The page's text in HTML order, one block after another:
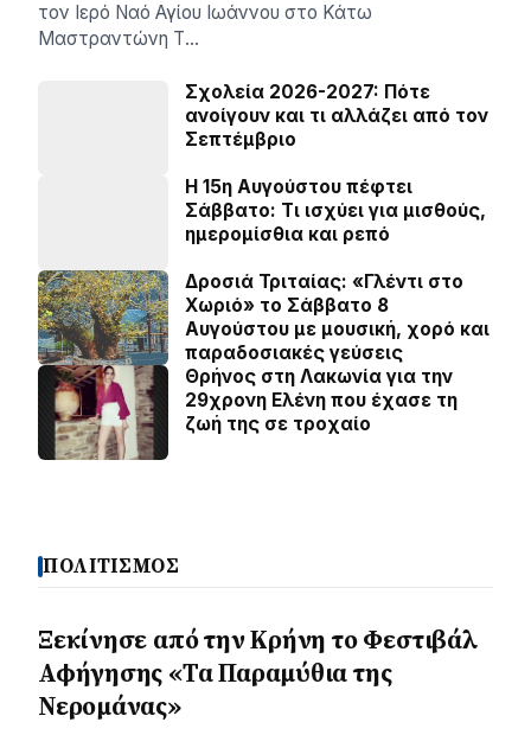
τον Ιερό Ναό Αγίου Ιωάννου στο Κάτω
Μαστραντώνη Τ…
Σχολεία 2026-2027: Πότε
ανοίγουν και τι αλλάζει από τον
Σεπτέμβριο
Η 15η Αυγούστου πέφτει
Σάββατο: Τι ισχύει για μισθούς,
ημερομίσθια και ρεπό
Δροσιά Τριταίας: «Γλέντι στο
Χωριό» το Σάββατο 8
Αυγούστου με μουσική, χορό και
παραδοσιακές γεύσεις
Θρήνος στη Λακωνία για την
29χρονη Ελένη που έχασε τη
ζωή της σε τροχαίο
ΠΟΛΙΤΙΣΜΟΣ
Ξεκίνησε από την Κρήνη το Φεστιβάλ
Αφήγησης «Τα Παραμύθια της
Νερομάνας»